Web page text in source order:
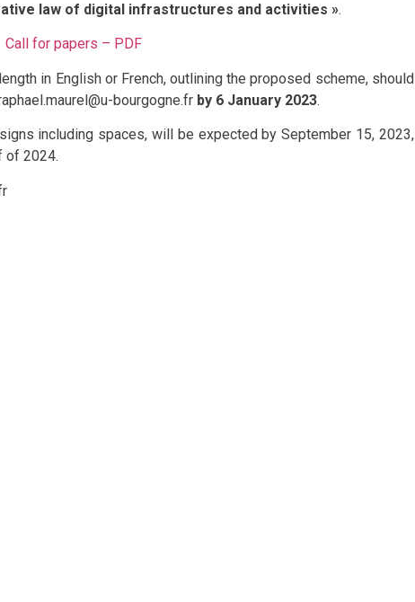
law of digital infrastructures and activities ».
Call for papers – PDF
in English or French, outlining the proposed scheme, should
bourgogne.fr by 6 January 2023.
including spaces, will be expected by September 15, 2023,
of 2024.